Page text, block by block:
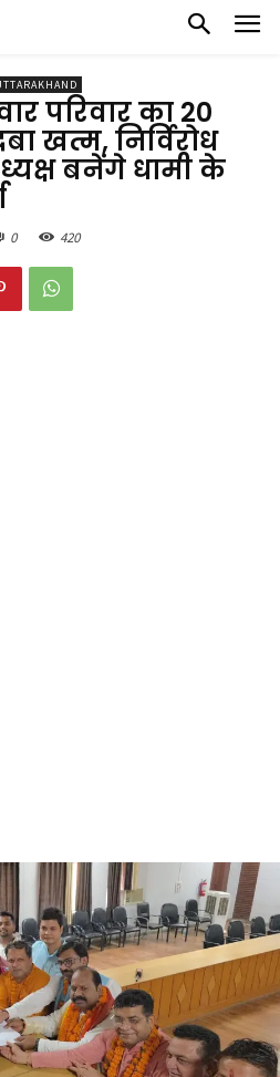
परिवार का 20
खत्म, निर्विरोध
बनेंगे धामी के
0 420